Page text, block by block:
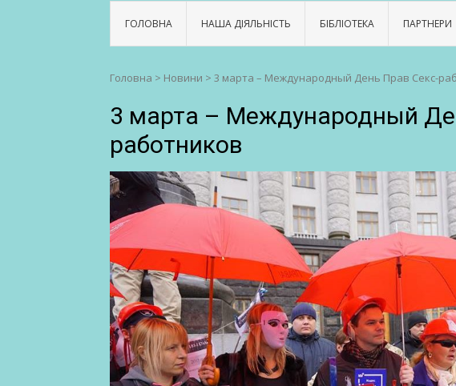
ГОЛОВНА НАША ДІЯЛЬНІСТЬ БІБЛІОТЕКА ПАРТНЕРИ
Головна > Новини > 3 марта – Международный День Прав Секс-
3 марта – Международный
работников